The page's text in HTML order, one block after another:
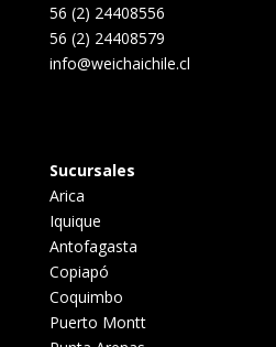
56 (2) 24408556
56 (2) 24408579
info@weichaichile.cl
Sucursales
Arica
Iquique
Antofagasta
Copiapó
Coquimbo
Puerto Montt